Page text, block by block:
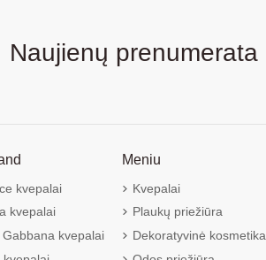
Naujienų prenumerata
kvepalai
kvepalai
Gabbana kvepalai
Meniu
Kvepalai
Plaukų priežiūra
Dekoratyvinė kosmetika